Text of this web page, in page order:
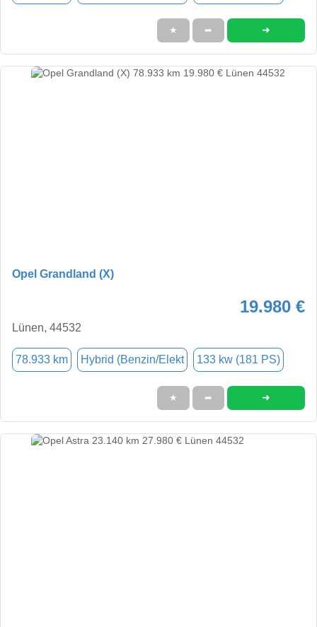
★ ➦ ➜
Opel Grandland (X)
19.980 €
Lünen, 44532
78.933 km Hybrid (Benzin/Elekt 133 kw (181 PS)
★ ➦ ➜